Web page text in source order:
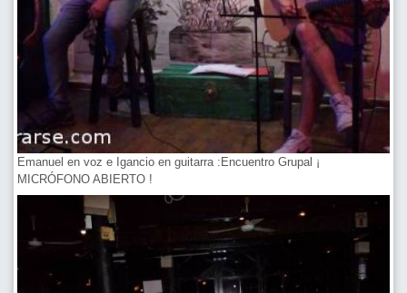
Emanuel en voz e Igancio en guitarra :Encuentro Grupal ¡
MICRÓFONO ABIERTO !